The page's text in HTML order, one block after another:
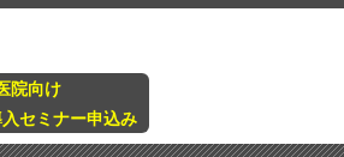
院向け
セミナー申込み